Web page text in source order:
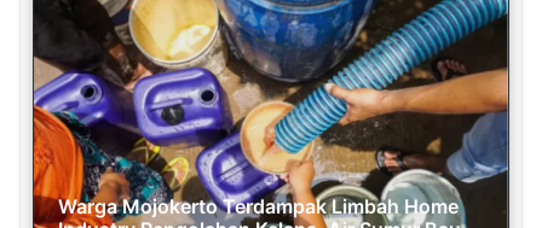
Warga Mojokerto Terdampak Limbah Home